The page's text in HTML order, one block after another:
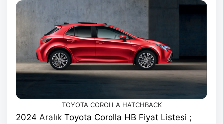
TOYOTA COROLLA HATCHBACK
2024 Aralık Toyota Corolla HB Fiyat Listesi ;